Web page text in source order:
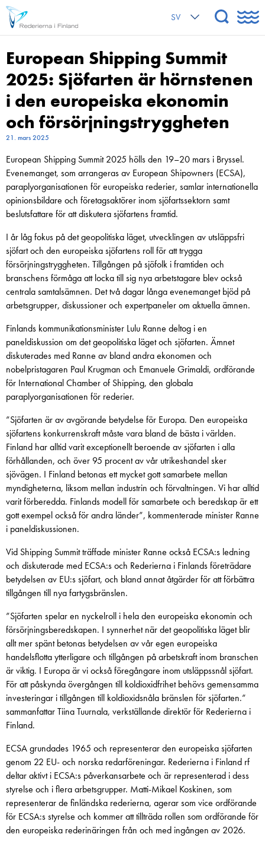
SV
European Shipping Summit
2025: Sjöfarten är hörnstenen
i den europeiska ekonomin
och försörjningstryggheten
21. mars 2025
European Shipping Summit 2025 hölls den 19–20 mars i Bryssel.
Evenemanget, som arrangeras av European Shipowners (ECSA),
paraplyorganisationen för europeiska rederier, samlar internationella
opinionsbildare och företagsaktörer inom sjöfartssektorn samt
beslutsfattare för att diskutera sjöfartens framtid.
I år låg fokus på det geopolitiska läget, utvecklingen av utsläppsfri
sjöfart och den europeiska sjöfartens roll för att trygga
försörjningstryggheten. Tillgången på sjöfolk i framtiden och
branschens förmåga att locka till sig nya arbetstagare blev också
centrala samtalsämnen. Det två dagar långa evenemanget bjöd på
arbetsgrupper, diskussioner och expertpaneler om aktuella ämnen.
Finlands kommunikationsminister Lulu Ranne deltog i en
paneldiskussion om det geopolitiska läget och sjöfarten. Ämnet
diskuterades med Ranne av bland andra ekonomen och
nobelpristagaren Paul Krugman och Emanuele Grimaldi, ordförande
för International Chamber of Shipping, den globala
paraplyorganisationen för rederier.
”Sjöfarten är av avgörande betydelse för Europa. Den europeiska
sjöfartens konkurrenskraft måste vara bland de bästa i världen.
Finland har alltid varit exceptionellt beroende av sjöfarten i alla
förhållanden, och över 95 procent av vår utrikeshandel sker
sjövägen. I Finland betonas ett mycket gott samarbete mellan
myndigheterna, liksom mellan industrin och förvaltningen. Vi har alltid
varit förberedda. Finlands modell för samarbete och beredskap är ett
gott exempel också för andra länder”, kommenterade minister Ranne
i paneldiskussionen.
Vid Shipping Summit träffade minister Ranne också ECSA:s ledning
och diskuterade med ECSA:s och Rederierna i Finlands företrädare
betydelsen av EU:s sjöfart, och bland annat åtgärder för att förbättra
tillgången till nya fartygsbränslen.
”Sjöfarten spelar en nyckelroll i hela den europeiska ekonomin och
försörjningsberedskapen. I synnerhet när det geopolitiska läget blir
allt mer spänt betonas betydelsen av vår egen europeiska
handelsflotta ytterligare och tillgången på arbetskraft inom branschen
är viktig. I Europa är vi också föregångare inom utsläppssnål sjöfart.
För att påskynda övergången till koldioxidfrihet behövs gemensamma
investeringar i tillgången till koldioxidsnåla bränslen för sjöfarten.”
sammanfattar Tiina Tuurnala, verkställande direktör för Rederierna i
Finland.
ECSA grundades 1965 och representerar den europeiska sjöfarten
genom 22 EU- och norska redarföreningar. Rederierna i Finland rf
deltar aktivt i ECSA:s påverkansarbete och är representerad i dess
styrelse och i flera arbetsgrupper. Matti-Mikael Koskinen, som
representerar de finländska rederierna, agerar som vice ordförande
för ECSA:s styrelse och kommer att tillträda rollen som ordförande för
den europeiska rederinäringen från och med ingången av 2026.